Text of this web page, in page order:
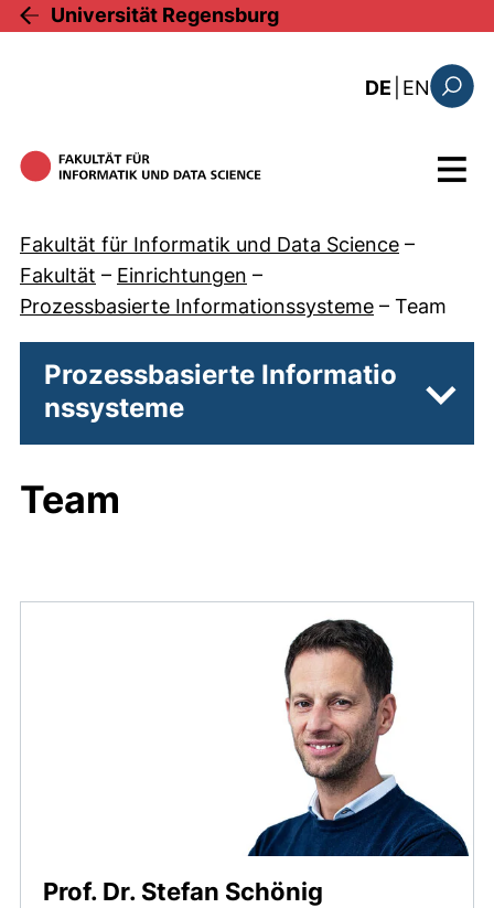
Direkt zum Inhalt
Universität Regensburg
DE EN: this
Menü
Fakultät für Informatik und Data Science –
Fakultät – Einrichtungen –
Prozessbasierte Informationssysteme – Team
Prozessbasierte Informatio
nssysteme
Team
Prof. Dr. Stefan Schönig